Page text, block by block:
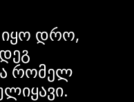
იყო დრო,
რომელ